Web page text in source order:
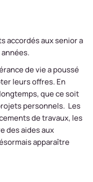
accordés aux senior a
de vie a poussé
leurs offres. En
que ce soit
personnels. Les
de travaux, les
des aides aux
apparaître